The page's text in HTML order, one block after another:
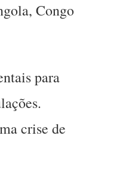
Congo
para
crise de